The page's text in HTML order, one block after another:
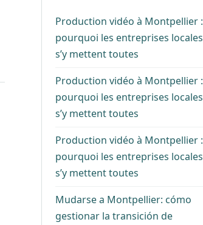
Production vidéo à Montpellier :
pourquoi les entreprises locales
s’y mettent toutes
Production vidéo à Montpellier :
pourquoi les entreprises locales
s’y mettent toutes
Production vidéo à Montpellier :
pourquoi les entreprises locales
s’y mettent toutes
Mudarse a Montpellier: cómo
gestionar la transición de